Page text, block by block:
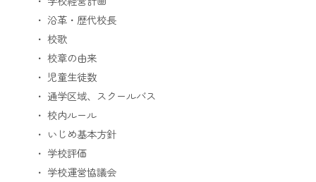
沿革・歴代校長
校歌
校章の由来
児童生徒数
通学区域、スクールバス
校内ルール
いじめ基本方針
学校評価
学校運営協議会